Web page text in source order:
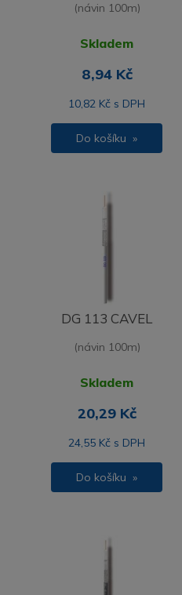
(návin 100m)
Skladem
8,94 Kč
10,82 Kč s DPH
Do košíku »
DG 113 CAVEL
(návin 100m)
Skladem
20,29 Kč
24,55 Kč s DPH
Do košíku »